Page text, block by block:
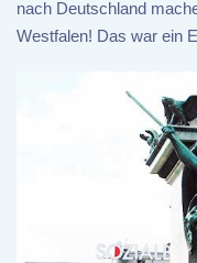
nach Deutschland
Westfalen! Das war ein